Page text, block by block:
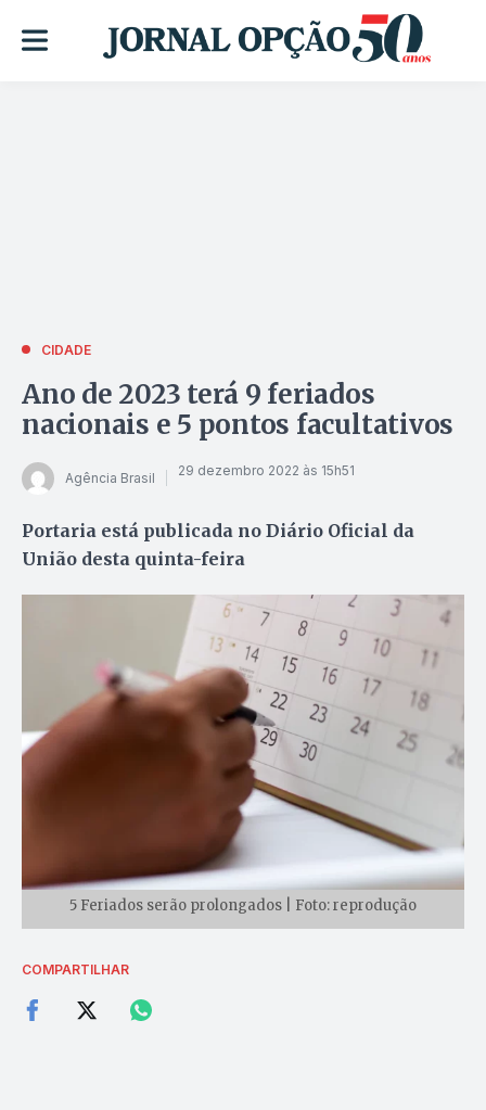
CIDADE
Ano de 2023 terá 9 feriados
nacionais e 5 pontos facultativos
Agência Brasil 29 dezembro 2022 às 15h51
Portaria está publicada no Diário Oficial da
União desta quinta-feira
5 Feriados serão prolongados | Foto: reprodução
COMPARTILHAR